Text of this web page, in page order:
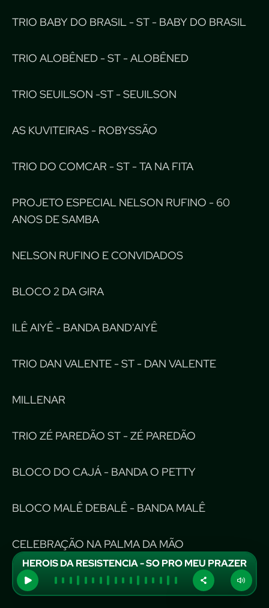
HEROIS DA RESISTENCIA - SO PRO MEU PRAZER
TRIO BABY DO BRASIL - ST - BABY DO BRASIL
TRIO ALOBÊNED - ST - ALOBÊNED
TRIO SEUILSON -ST - SEUILSON
AS KUVITEIRAS - ROBYSSÃO
TRIO DO COMCAR - ST - TA NA FITA
PROJETO ESPECIAL NELSON RUFINO - 60
ANOS DE SAMBA
NELSON RUFINO E CONVIDADOS
BLOCO 2 DA GIRA
ILÊ AIYÊ - BANDA BAND'AIYÊ
TRIO DAN VALENTE - ST - DAN VALENTE
MILLENAR
TRIO ZÉ PAREDÃO ST - ZÉ PAREDÃO
BLOCO DO CAJÁ - BANDA O PETTY
BLOCO MALÊ DEBALÊ - BANDA MALÊ
CELEBRAÇÃO NA PALMA DA MÃO
AFRO REGGAE BAHIA